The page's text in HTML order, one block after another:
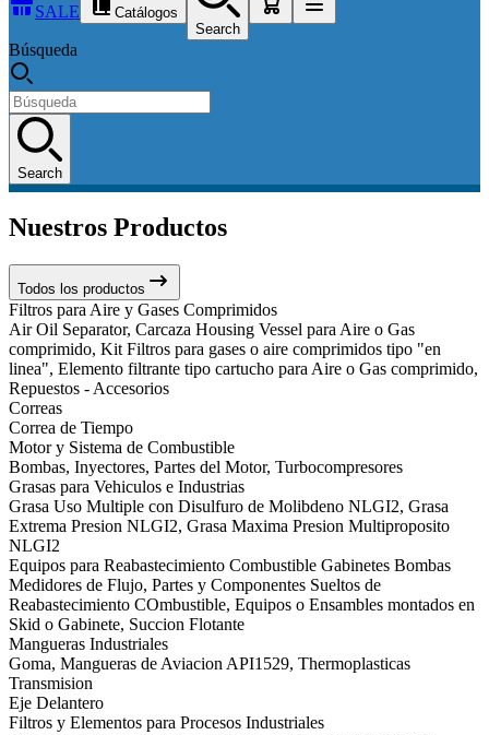
SALE
Catálogos
Search
Búsqueda
Search
Nuestros Productos
Todos los productos
Filtros para Aire y Gases Comprimidos
Air Oil Separator, Carcaza Housing Vessel para Aire o Gas
comprimido, Kit Filtros para gases o aire comprimidos tipo "en
linea", Elemento filtrante tipo cartucho para Aire o Gas comprimido,
Repuestos - Accesorios
Correas
Correa de Tiempo
Motor y Sistema de Combustible
Bombas, Inyectores, Partes del Motor, Turbocompresores
Grasas para Vehiculos e Industrias
Grasa Uso Multiple con Disulfuro de Molibdeno NLGI2, Grasa
Extrema Presion NLGI2, Grasa Maxima Presion Multiproposito
NLGI2
Equipos para Reabastecimiento Combustible Gabinetes Bombas
Medidores de Flujo, Partes y Componentes Sueltos de
Reabastecimiento COmbustible, Equipos o Ensambles montados en
Skid o Gabinete, Succion Flotante
Mangueras Industriales
Goma, Mangueras de Aviacion API1529, Thermoplasticas
Transmision
Eje Delantero
Filtros y Elementos para Procesos Industriales